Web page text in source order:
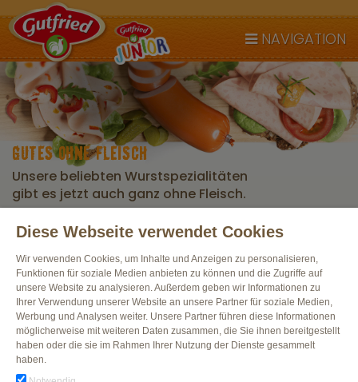
NAVIGATION
GUTES OHNE FLEISCH
Unsere beliebten Wurstspezialitäten
gibt es jetzt auch ganz ohne Fleisch.
Diese Webseite verwendet Cookies
Wir verwenden Cookies, um Inhalte und Anzeigen zu personalisieren,
Funktionen für soziale Medien anbieten zu können und die Zugriffe auf
unsere Website zu analysieren. Außerdem geben wir Informationen zu
Ihrer Verwendung unserer Website an unsere Partner für soziale Medien,
Werbung und Analysen weiter. Unsere Partner führen diese Informationen
möglicherweise mit weiteren Daten zusammen, die Sie ihnen bereitgestellt
haben oder die sie im Rahmen Ihrer Nutzung der Dienste gesammelt
haben.